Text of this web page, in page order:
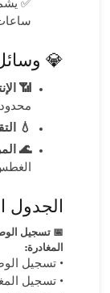
💎
📶
💧
🌊
الجدول
📅 تسجيل
المغادرة:
• تسجيل
• تسجيل